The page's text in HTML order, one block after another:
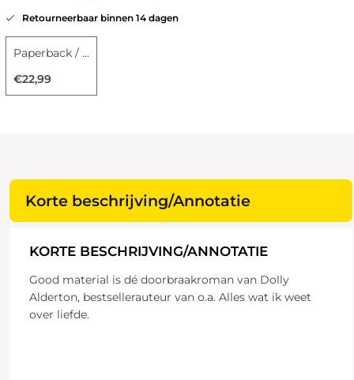
Retourneerbaar binnen 14 dagen
Paperback / softback
€22,99
Korte beschrijving/Annotatie
KORTE BESCHRIJVING/ANNOTATIE
Good material is dé doorbraakroman van Dolly
Alderton, bestsellerauteur van o.a. Alles wat ik weet
over liefde.